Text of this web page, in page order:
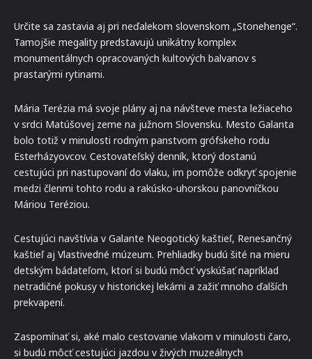
Určite sa zastavia aj pri neďalekom slovenskom „Stonehenge“.
Tamojšie megality predstavujú unikátny komplex
monumentálnych opracovaných kultových balvanov s
prastarými rytinami.
Mária Terézia má svoje plány aj na návšteve mesta ležiaceho
v srdci Matúšovej zeme na južnom Slovensku. Mesto Galanta
bolo totiž v minulosti rodným panstvom grófskeho rodu
Esterházyovcov. Cestovateľský denník, ktorý dostanú
cestujúci pri nastupovaní do vlaku, im pomôže odkryť spojenie
medzi členmi tohto rodu a rakúsko-uhorskou panovníčkou
Máriou Teréziou.
Cestujúci navštívia v Galante Neogotický kaštieľ, Renesančný
kaštieľ aj Vlastivedné múzeum. Prehliadky budú šité na mieru
detským bádateľom, ktorí si budú môcť vyskúšať napríklad
netradičné pokusy v historickej lekárni a zažiť mnoho ďalších
prekvapení.
Zaspomínať si, aké malo cestovanie vlakom v minulosti čaro,
si budú môcť cestujúci jazdou v živých muzeálnych